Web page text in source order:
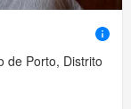
de Porto, Distrito